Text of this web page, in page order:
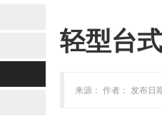
轻型台
来源： 作者： 发布日